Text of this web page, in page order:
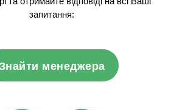
запитання:
менеджера